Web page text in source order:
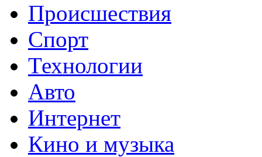
Происшествия
Спорт
Технологии
Авто
Интернет
Кино и музыка